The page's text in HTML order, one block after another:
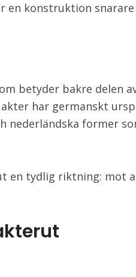
konstruktion snarare
betyder bakre delen
har germanskt
nederländska former
en tydlig riktning: mot